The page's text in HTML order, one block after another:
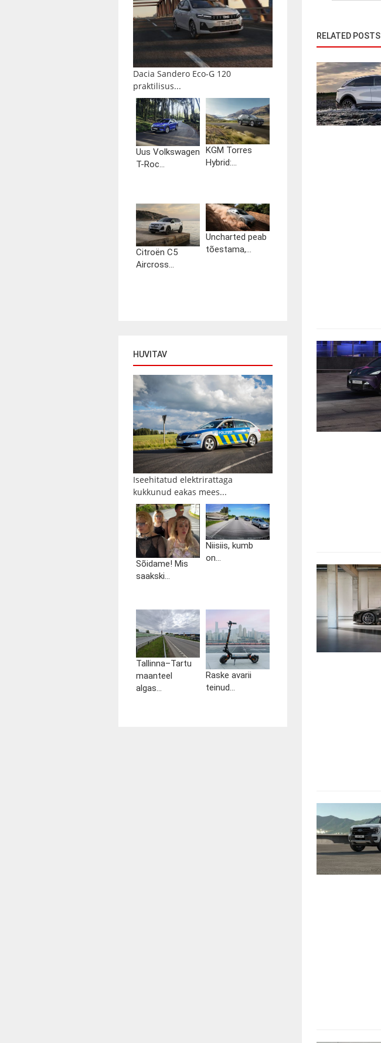
Dacia Sandero Eco-G 120
praktilisus...
Uus Volkswagen
T-Roc...
KGM Torres
Hybrid:...
Citroën C5
Aircross...
Uncharted peab
tõestama,...
HUVITAV
Iseehitatud elektrirattaga
kukkunud eakas mees...
Sõidame! Mis
saakski...
Niisiis, kumb
on...
Tallinna–Tartu
maanteel
algas...
Raske avarii
teinud...
RELATED POSTS